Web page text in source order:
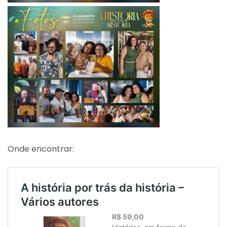
Onde encontrar: